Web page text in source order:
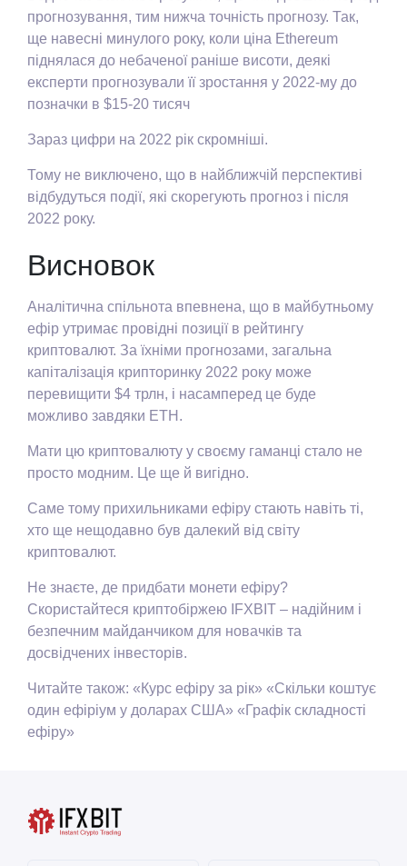
прогнозування, тим нижча точність прогнозу. Так,
ще навесні минулого року, коли ціна Ethereum
піднялася до небаченої раніше висоти, деякі
експерти прогнозували її зростання у 2022-му до
позначки в $15-20 тисяч
Зараз цифри на 2022 рік скромніші.
Тому не виключено, що в найближчій перспективі
відбудуться події, які скорегують прогноз і після
2022 року.
Висновок
Аналітична спільнота впевнена, що в майбутньому
ефір утримає провідні позиції в рейтингу
криптовалют. За їхніми прогнозами, загальна
капіталізація крипторинку 2022 року може
перевищити $4 трлн, і насамперед це буде
можливо завдяки ETH.
Мати цю криптовалюту у своєму гаманці стало не
просто модним. Це ще й вигідно.
Саме тому прихильниками ефіру стають навіть ті,
хто ще нещодавно був далекий від світу
криптовалют.
Не знаєте, де придбати монети ефіру?
Скористайтеся криптобіржею IFXBIT – надійним і
безпечним майданчиком для новачків та
досвідчених інвесторів.
Читайте також: «Курс ефіру за рік» «Скільки коштує
один ефіріум у доларах США» «Графік складності
ефіру»